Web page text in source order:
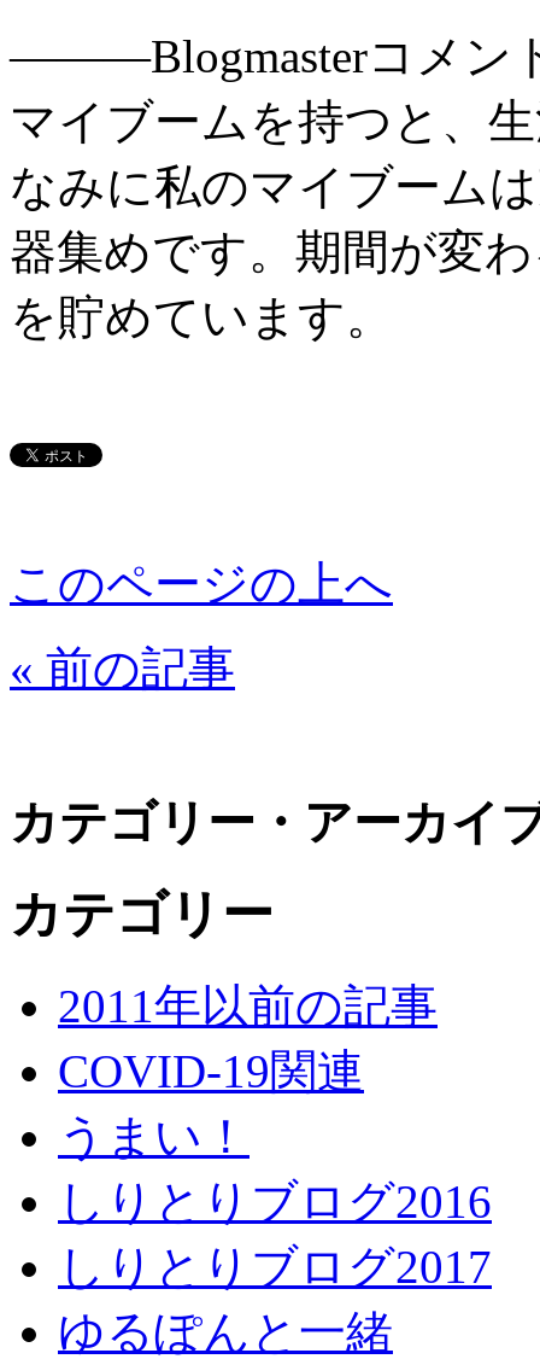
―――Blogmasterコメン
マイブームを持つと、
なみに私のマイブーム
器集めです。期間が変
を貯めています。
このページの上へ
« 前の記事
カテゴリー・アーカイ
カテゴリー
2011年以前の記事
COVID-19関連
うまい！
しりとりブログ2016
しりとりブログ2017
ゆるぽんと一緒